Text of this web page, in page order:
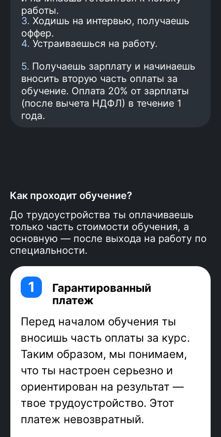
Как проходит обучение?
До трудоустройства ты оплачиваешь
только часть стоимости обучения, а
основную — после выхода на работу по
специальности.
(после вычета НДФЛ) в
течение года.
6
5
Подготовка к трудоустройству и
и минимальная зарплата
100 000 рублей гарантированы
договором.
Трудоустройство
проекта. Фронтенд-разработчик
переводит готовый дизайн-макет в
код, добавляет анимацию и
под размеры экранов, подключает к
для тех, кто хочет совместить
программирование и творчество!
JavaScript — самый популярный
язык программирования, его
суперсила в универсальности:
frontend. В России 20% всех